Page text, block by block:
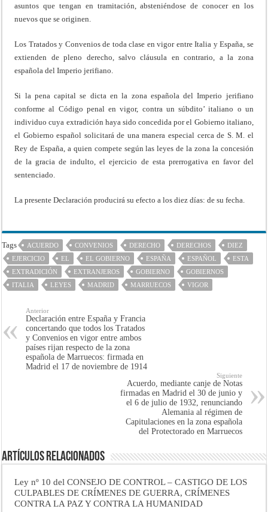
asuntos que tengan en tramitación, absteniéndose de conocer en los
nuevos que se originen.
Los Tratados y Convenios de toda clase en vigor entre Italia y España, se
extienden de pleno derecho, salvo cláusula en contrario, a la zona
española del Imperio jerifiano.
Si la pena capital se dicta en la zona española del Imperio jerifiano
conforme al Código penal en vigor, contra un súbdito’ italiano o un
individuo cuya extradición haya sido concedida por el Gobierno italiano,
el Gobierno español solicitará de una manera especial cerca de S. M. el
Rey de España, a quien compete según las leyes de la zona la concesión
de la gracia de indulto, el ejercicio de esta prerrogativa en favor del
sentenciado.
La presente Declaración producirá su efecto a los diez días: de su fecha.
Tags ACUERDO CONVENIOS DERECHO DERECHOS
DIEZ
EJERCICIO
EL EL GOBIERNO ESPAÑA ESPAÑOL
ESTA
EXTRADICIÓN
EXTRANJEROS GOBIERNO
GOBIERNOS
ITALIA
LEYES MADRID MARRUECOS VIGOR
Anterior
Declaración entre España y Francia
concertando que todos los Tratados
y Convenios en vigor entre ambos
países rijan respecto de la zona
española de Marruecos: firmada en
Madrid el 17 de noviembre de 1914
Siguiente
Acuerdo, mediante canje de Notas
firmadas en Madrid el 30 de junio y
el 6 de julio de 1932, renunciando
Alemania al régimen de
Capitulaciones en la zona española
del Protectorado en Marruecos
Artículos Relacionados
Ley nº 10 del CONSEJO DE CONTROL – CASTIGO DE LOS
CULPABLES DE CRÍMENES DE GUERRA, CRÍMENES
CONTRA LA PAZ Y CONTRA LA HUMANIDAD